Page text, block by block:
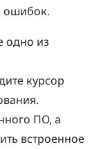
ошибок.
одно из
курсор
ПО, а
встроенное